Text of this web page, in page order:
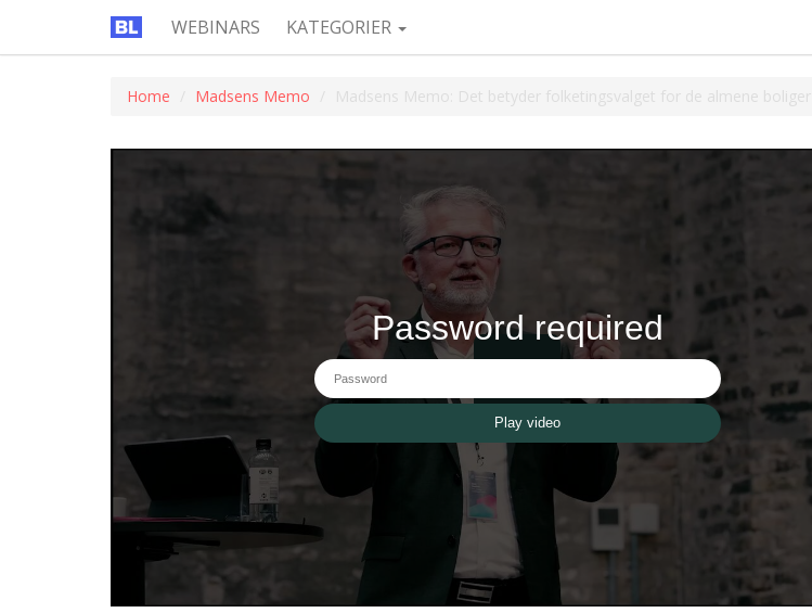
WEBINARS KATEGORIER
Home Madsens Memo Madsens Memo: Det betyder folketingsvalget for de almene boliger